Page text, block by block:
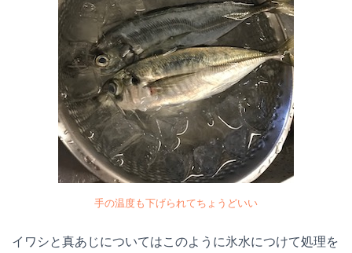
手の温度も下げられてちょうどいい
イワシと真あじについてはこのように氷水につけて処理を